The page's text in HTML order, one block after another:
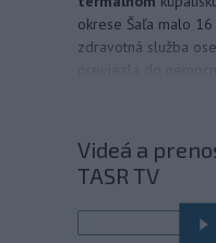
okrese Šaľa malo
zdravotná služba
Ugandský
ugandských
palestínskeho Pásma
mali pôsobiť v rámci
stabilizačných síl,
Videá a
TASR TV